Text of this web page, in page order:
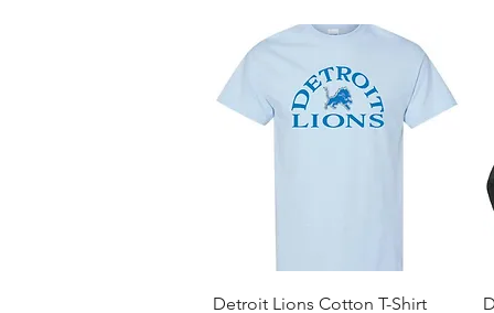
Vista rápida
Detroit Lions Cotton T-Shirt